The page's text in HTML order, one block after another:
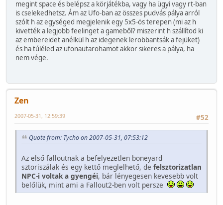
megint space és belépsz a körjátékba, vagy ha ügyi vagy rt-ban
is cselekedhetsz. Ám az Ufo-ban az összes pudvás pálya arról
szólt h az egységed megjelenik egy 5x5-ös terepen (mi az h
kivették a legjobb feelinget a gameből? miszerint h szállítod ki
az embereidet anélkül h az idegenek lerobbantsák a fejüket)
és ha túléled az ufonautarohamot akkor sikeres a pálya, ha
nem vége.
Zen
#52
2007-05-31, 12:59:39
Quote from: Tycho on 2007-05-31, 07:53:12
Az első falloutnak a befelyezetlen boneyard
sztoriszálak és egy kettő meglelhető, de felsztorizatlan
NPC-i voltak a gyengéi, bár lényegesen kevesebb volt
belőlük, mint ami a Fallout2-ben volt persze